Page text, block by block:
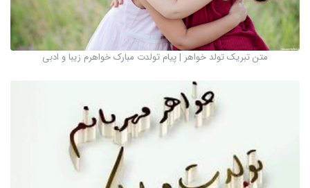
متن تبریک تولد خواهر | پیام تولدت مبارک خواهرم زیبا و ادبی